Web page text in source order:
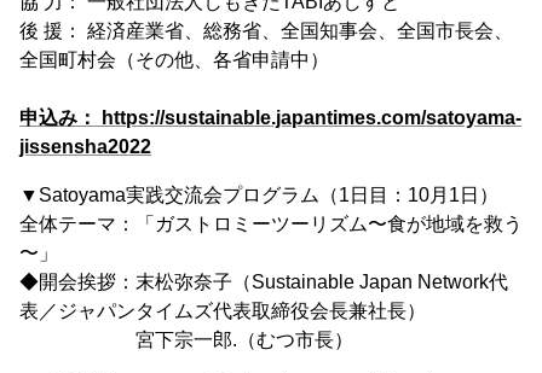
後 援： 経済産業省、総務省、全国知事会、全国市長会、
全国町村会（その他、各省申請中）
申込み： https://sustainable.japantimes.com/satoyama-
jissensha2022
▼Satoyama実践交流会プログラム（1日目：10月1日）
全体テーマ：「ガストロミーツーリズム〜食が地域を救う
〜」
◆開会挨拶：末松弥奈子（Sustainable Japan Network代
表／ジャパンタイムズ代表取締役会長兼社長）
宮下宗一郎.（むつ市長）